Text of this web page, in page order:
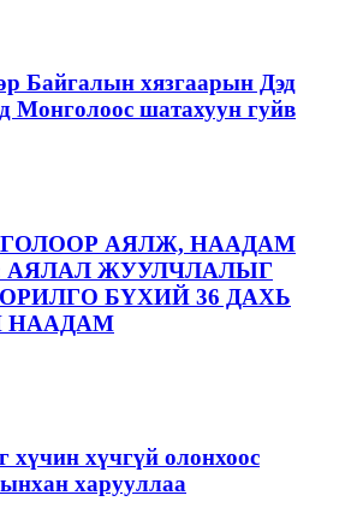
Байгалын хязгаарын Дэд
Монголоос шатахуун гуйв
АЯЛЖ, НААДАМ
АЯЛАЛ ЖУУЛЧЛАЛЫГ
БҮХИЙ 36 ДАХЬ
НААДАМ
хүчин хүчгүй олонхоос
харууллаа